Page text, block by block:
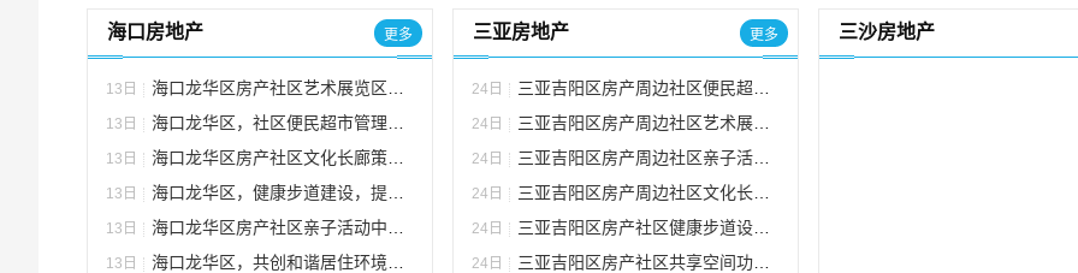
海口房地产 更多
13日 海口龙华区房产社区艺术展览区策划方案
13日 海口龙华区，社区便民超市管理与居民生活品质提升
13日 海口龙华区房产社区文化长廊策划方案
13日 海口龙华区，健康步道建设，提升生活品质，促进健康生活
13日 海口龙华区房产社区亲子活动中心的运营策略
13日 海口龙华区，共创和谐居住环境的社区共享空间提供商
三亚房地产 更多
24日 三亚吉阳区房产周边社区便民超市服务案例分析
24日 三亚吉阳区房产周边社区艺术展览活动案例分析
24日 三亚吉阳区房产周边社区亲子活动中心课程案例分析
24日 三亚吉阳区房产周边社区文化长廊活动案例深度解析
24日 三亚吉阳区房产社区健康步道设计案例分析
24日 三亚吉阳区房产社区共享空间功能案例分析
三沙房地产